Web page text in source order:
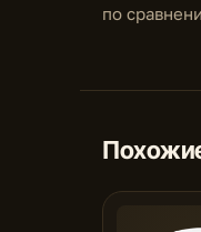
по